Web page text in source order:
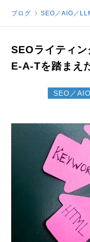
ブログ SEO／AIO／
SEOライティ
E-A-Tを踏まえ
SEO／